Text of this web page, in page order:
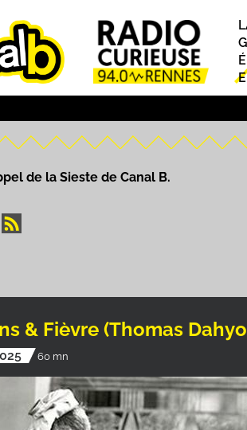
de la Sieste de Canal B.
& Fièvre (Thomas
60 mn